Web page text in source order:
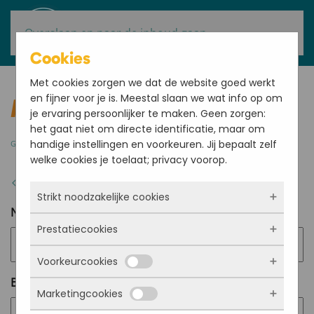
Overslaan en naar de inhoud gaan
Marlies
GESCHREVEN DOORBRENDA ARENS OP 30 OKTOBER 2024
Naam(Vereist)
Bedrijfsnaam
Cookies
Met cookies zorgen we dat de website goed werkt
en fijner voor je is. Meestal slaan we wat info op om
je ervaring persoonlijker te maken. Geen zorgen:
het gaat niet om directe identificatie, maar om
handige instellingen en voorkeuren. Jij bepaalt zelf
welke cookies je toelaat; privacy voorop.
Strikt noodzakelijke cookies
Deze cookies zorgen ervoor dat de website
überhaupt werkt. Ze zijn dus altijd actief en
kunnen niet worden uitgezet. Meestal worden
ze alleen geplaatst als jij iets doet, zoals
inloggen, een formulier invullen of je
Prestatiecookies
Met deze cookies zien we hoe vaak onze site
bezocht wordt, waar bezoekers vandaan
komen en welke pagina’s populair zijn. Zo
Voorkeurcookies
Deze cookies onthouden jouw voorkeuren.
Marketingcookies